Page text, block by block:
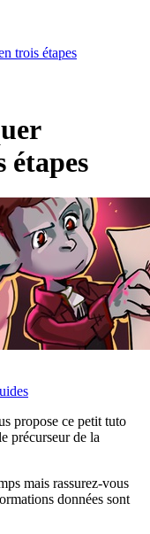
trois étapes
propose ce petit tuto
précurseur de la
mais rassurez-vous
données sont